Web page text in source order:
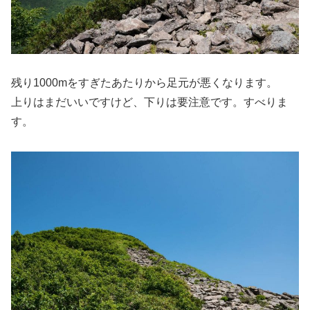
残り1000mをすぎたあたりから足元が悪くなります。
上りはまだいいですけど、下りは要注意です。すべりま
す。